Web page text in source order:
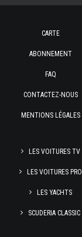
CARTE
ABONNEMENT
FAQ
CONTACTEZ-NOUS
MENTIONS LÉGALES
LES VOITURES TV
LES VOITURES PRO
LES YACHTS
SCUDERIA CLASSIC